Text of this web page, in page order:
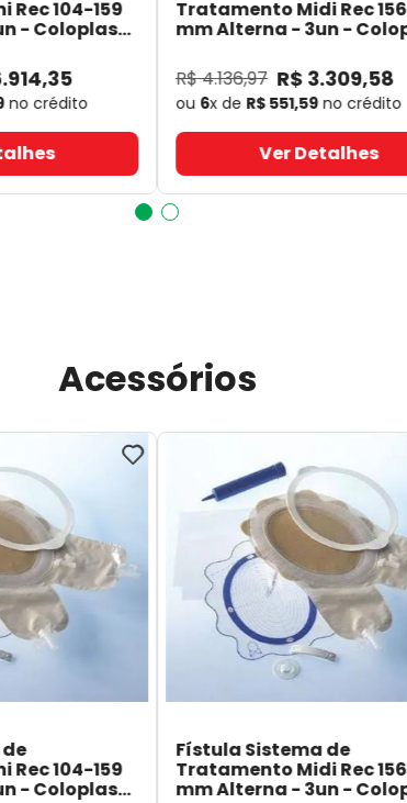
104-159
- Coloplast
.914,35
no crédito
Tratamento Midi Rec
mm Alterna - 3un -
R$4.136,97 R$ 3.309,58
ou 6x de R$ 551,59no crédito
Ver Detalhes
Acessórios
104-159
- Coloplast
Fístula Sistema de
Tratamento Midi Rec
mm Alterna - 3un -